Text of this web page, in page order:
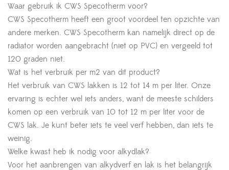
Waar gebruik ik CWS Specotherm voor?
CWS Specotherm heeft een groot voordeel ten opzichte van
andere merken. CWS Specotherm kan namelijk direct op de
radiator worden aangebracht (niet op PVC) en vergeeld tot
120 graden niet.
Wat is het verbruik per m2 van dit product?
Het verbruik van CWS lakken is 12 tot 14 m per liter. Onze
ervaring is echter wel iets anders, want de meeste schilders
komen op een verbruik van 10 tot 12 m per liter voor de
CWS lak. Je kunt beter iets te veel verf hebben, dan iets te
weinig.
Welke kwast heb ik nodig voor alkydlak?
Voor het aanbrengen van alkydverf en lak is het belangrijk